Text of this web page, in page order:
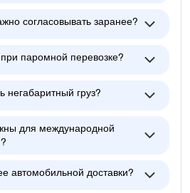
согласовывать заранее?
паромной перевозке?
негабаритный груз?
для международной
автомобильной доставки?